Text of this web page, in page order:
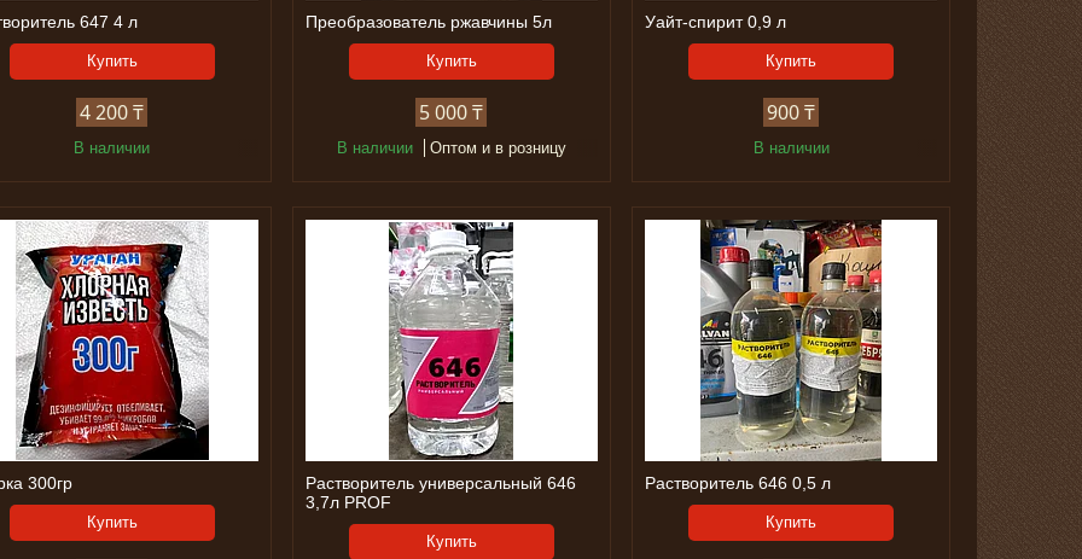
647 4 л
Купить
4 200 ₸
В наличии
Преобразователь ржавчины 5л
Купить
5 000 ₸
В наличии Оптом и в розницу
Уайт-спирит 0,9 л
Купить
900 ₸
В наличии
300гр
Купить
Растворитель универсальный 646
3,7л PROF
Купить
Растворитель 646 0,5 л
Купить